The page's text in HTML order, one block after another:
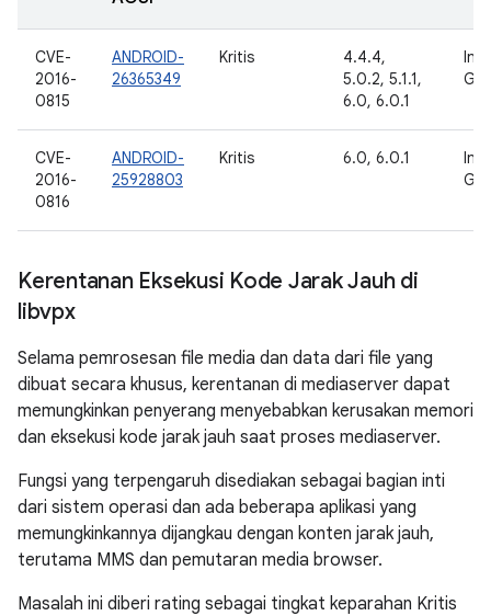
CVE-
2016-
0815
ANDROID-
26365349
Kritis
4.4.4,
5.0.2, 5.1.1,
6.0, 6.0.1
CVE-
2016-
0816
ANDROID-
25928803
Kritis 6.0, 6.0.1
Kerentanan Eksekusi Kode Jarak Jauh di
libvpx
Selama pemrosesan file media dan data dari file yang
dibuat secara khusus, kerentanan di mediaserver dapat
memungkinkan penyerang menyebabkan kerusakan memori
dan eksekusi kode jarak jauh saat proses mediaserver.
Fungsi yang terpengaruh disediakan sebagai bagian inti
dari sistem operasi dan ada beberapa aplikasi yang
memungkinkannya dijangkau dengan konten jarak jauh,
terutama MMS dan pemutaran media browser.
Masalah ini diberi rating sebagai tingkat keparahan Kritis